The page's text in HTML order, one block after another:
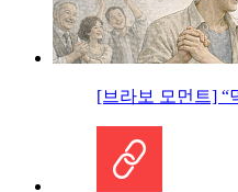
[브라보 모먼트] “